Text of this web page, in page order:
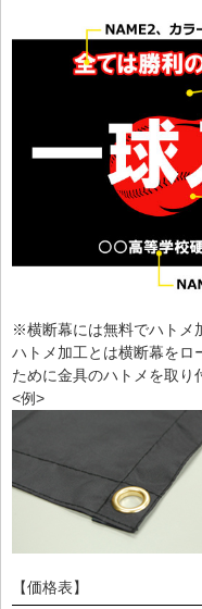
※横断幕には無料でハトメ
ハトメ加工とは横断幕をロ
ために金具のハトメを取り
<例>
【価格表】